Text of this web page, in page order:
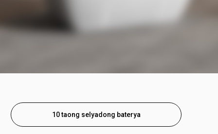
10 taong selyadong baterya